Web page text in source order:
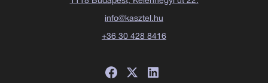
info@kasztel.hu
+36 30 428 8416